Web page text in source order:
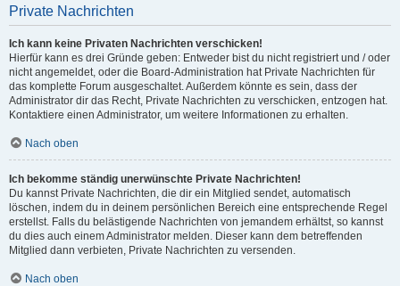
Private Nachrichten
Ich kann keine Privaten Nachrichten verschicken!
Hierfür kann es drei Gründe geben: Entweder bist du nicht registriert und / oder
nicht angemeldet, oder die Board-Administration hat Private Nachrichten für
das komplette Forum ausgeschaltet. Außerdem könnte es sein, dass der
Administrator dir das Recht, Private Nachrichten zu verschicken, entzogen hat.
Kontaktiere einen Administrator, um weitere Informationen zu erhalten.
Nach oben
Ich bekomme ständig unerwünschte Private Nachrichten!
Du kannst Private Nachrichten, die dir ein Mitglied sendet, automatisch
löschen, indem du in deinem persönlichen Bereich eine entsprechende Regel
erstellst. Falls du belästigende Nachrichten von jemandem erhältst, so kannst
du dies auch einem Administrator melden. Dieser kann dem betreffenden
Mitglied dann verbieten, Private Nachrichten zu versenden.
Nach oben